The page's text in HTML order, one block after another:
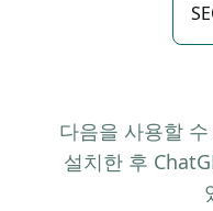
다음을 사용할
설치한 후